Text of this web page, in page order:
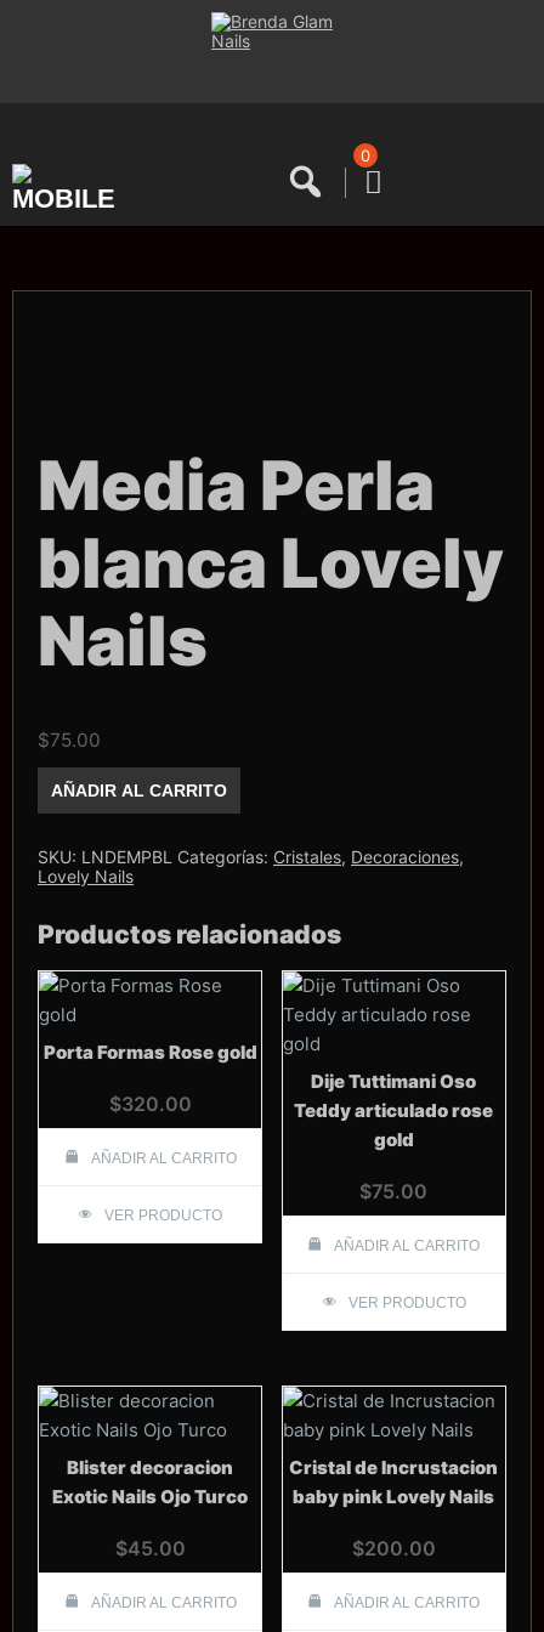
0
Media Perla
blanca Lovely
Nails
$75.00
Perla
blanca
Nails
cantidad
AÑADIR AL CARRITO
SKU: LNDEMPBL Categorías: Cristales, Decoraciones,
Lovely Nails
Productos relacionados
Porta Formas Rose gold
$320.00
AÑADIR AL CARRITO
VER PRODUCTO
Dije Tuttimani Oso
Teddy articulado rose
gold
$75.00
AÑADIR AL CARRITO
VER PRODUCTO
Blister decoracion
Exotic Nails Ojo Turco
$45.00
AÑADIR AL CARRITO
Cristal de Incrustacion
baby pink Lovely Nails
$200.00
AÑADIR AL CARRITO